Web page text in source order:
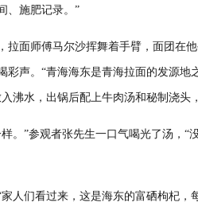
、施肥记录。”
面师傅马尔沙挥舞着手臂，面团在他
声。“青海海东是青海拉面的发源地
沸水，出锅后配上牛肉汤和秘制浇头
”参观者张先生一口气喝光了汤，“
们看过来，这是海东的富硒枸杞，